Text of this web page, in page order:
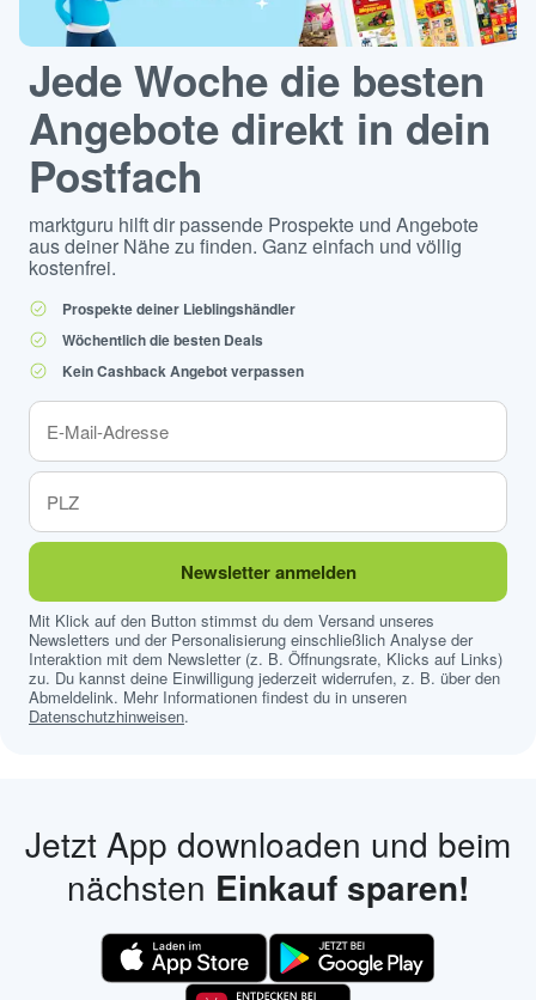
Jede Woche die besten
Angebote direkt in dein
Postfach
marktguru hilft dir passende Prospekte und Angebote
aus deiner Nähe zu finden. Ganz einfach und völlig
kostenfrei.
Prospekte deiner Lieblingshändler
Wöchentlich die besten Deals
Kein Cashback Angebot verpassen
Newsletter anmelden
Mit Klick auf den Button stimmst du dem Versand unseres
Newsletters und der Personalisierung einschließlich Analyse der
Interaktion mit dem Newsletter (z. B. Öffnungsrate, Klicks auf Links)
zu. Du kannst deine Einwilligung jederzeit widerrufen, z. B. über den
Abmeldelink. Mehr Informationen findest du in unseren
Datenschutzhinweisen.
Jetzt App downloaden und beim
nächsten Einkauf sparen!